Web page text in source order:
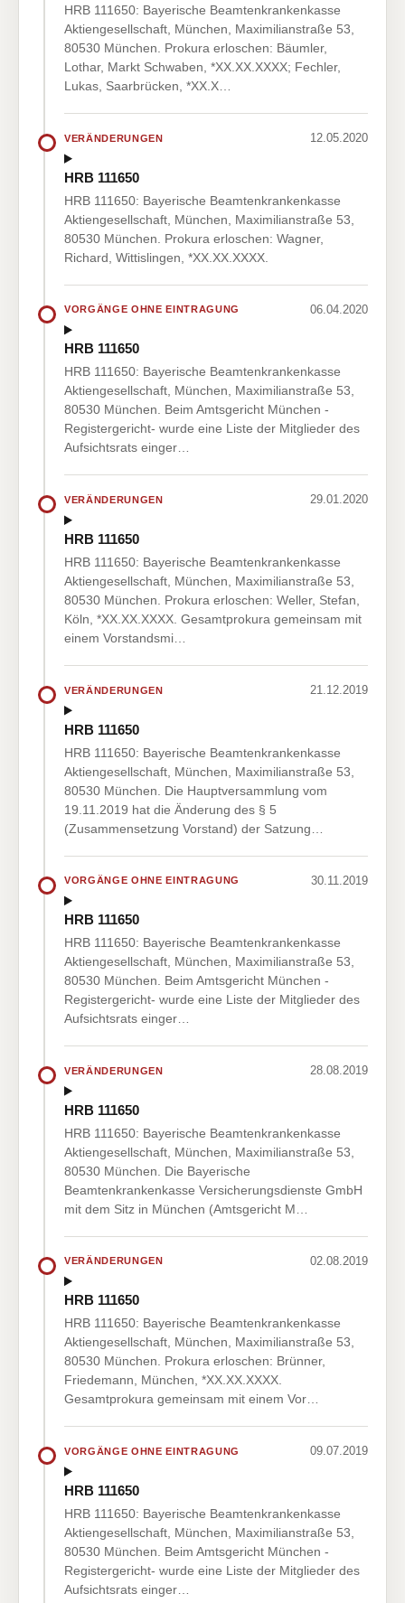
HRB 111650: Bayerische Beamtenkrankenkasse
Aktiengesellschaft, München, Maximilianstraße 53,
80530 München. Prokura erloschen: Bäumler,
Lothar, Markt Schwaben, *XX.XX.XXXX; Fechler,
Lukas, Saarbrücken, *XX.X…
VERÄNDERUNGEN 12.05.2020
HRB 111650
HRB 111650: Bayerische Beamtenkrankenkasse
Aktiengesellschaft, München, Maximilianstraße 53,
80530 München. Prokura erloschen: Wagner,
Richard, Wittislingen, *XX.XX.XXXX.
VORGÄNGE OHNE EINTRAGUNG 06.04.2020
HRB 111650
HRB 111650: Bayerische Beamtenkrankenkasse
Aktiengesellschaft, München, Maximilianstraße 53,
80530 München. Beim Amtsgericht München -
Registergericht- wurde eine Liste der Mitglieder des
Aufsichtsrats einger…
VERÄNDERUNGEN 29.01.2020
HRB 111650
HRB 111650: Bayerische Beamtenkrankenkasse
Aktiengesellschaft, München, Maximilianstraße 53,
80530 München. Prokura erloschen: Weller, Stefan,
Köln, *XX.XX.XXXX. Gesamtprokura gemeinsam mit
einem Vorstandsmi…
VERÄNDERUNGEN 21.12.2019
HRB 111650
HRB 111650: Bayerische Beamtenkrankenkasse
Aktiengesellschaft, München, Maximilianstraße 53,
80530 München. Die Hauptversammlung vom
19.11.2019 hat die Änderung des § 5
(Zusammensetzung Vorstand) der Satzung…
VORGÄNGE OHNE EINTRAGUNG 30.11.2019
HRB 111650
HRB 111650: Bayerische Beamtenkrankenkasse
Aktiengesellschaft, München, Maximilianstraße 53,
80530 München. Beim Amtsgericht München -
Registergericht- wurde eine Liste der Mitglieder des
Aufsichtsrats einger…
VERÄNDERUNGEN 28.08.2019
HRB 111650
HRB 111650: Bayerische Beamtenkrankenkasse
Aktiengesellschaft, München, Maximilianstraße 53,
80530 München. Die Bayerische
Beamtenkrankenkasse Versicherungsdienste GmbH
mit dem Sitz in München (Amtsgericht M…
VERÄNDERUNGEN 02.08.2019
HRB 111650
HRB 111650: Bayerische Beamtenkrankenkasse
Aktiengesellschaft, München, Maximilianstraße 53,
80530 München. Prokura erloschen: Brünner,
Friedemann, München, *XX.XX.XXXX.
Gesamtprokura gemeinsam mit einem Vor…
VORGÄNGE OHNE EINTRAGUNG 09.07.2019
HRB 111650
HRB 111650: Bayerische Beamtenkrankenkasse
Aktiengesellschaft, München, Maximilianstraße 53,
80530 München. Beim Amtsgericht München -
Registergericht- wurde eine Liste der Mitglieder des
Aufsichtsrats einger…